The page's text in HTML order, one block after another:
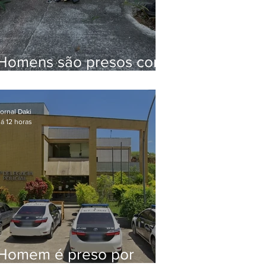
são presos com
Brejal
é preso por
Daki
12 horas